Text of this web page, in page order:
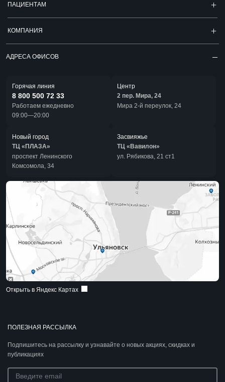
ПОЛЕЗНАЯ РАССЫЛКА
Подпишитесь на рассылку и узнавайте о новых акциях, скидках и
публикациях
ПАЦИЕНТАМ
КОМПАНИЯ
АДРЕСА ОФИСОВ
Горячая линия
8 800 500 72 33
Работаем ежедневно
09:00—20:00
Центр
2 пер. Мира, 24
Мира 2-й переулок, 24
Новый город
ТЦ «ПЛАЗА»
проспект Ленинского
Комсомола, 34
Засвияжье
ТЦ «Вавилон»
ул. Рябикова, 21 ст1
Открыть в Яндекс Картах